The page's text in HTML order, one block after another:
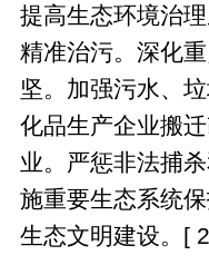
提高生态环境治
精准治污。深化
坚。加强污水、
化品生产企业搬
业。严惩非法捕
施重要生态系统
生态文明建设。[